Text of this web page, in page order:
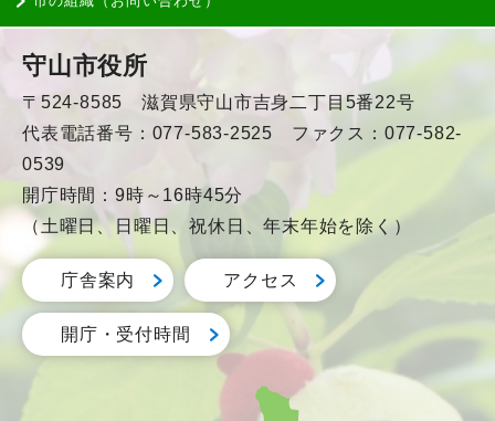
守山市役所
〒524-8585 滋賀県守山市吉身二丁目5番22号
代表電話番号：077-583-2525 ファクス：077-582-
0539
開庁時間：9時～16時45分
（土曜日、日曜日、祝休日、年末年始を除く）
庁舎案内 アクセス
開庁・受付時間